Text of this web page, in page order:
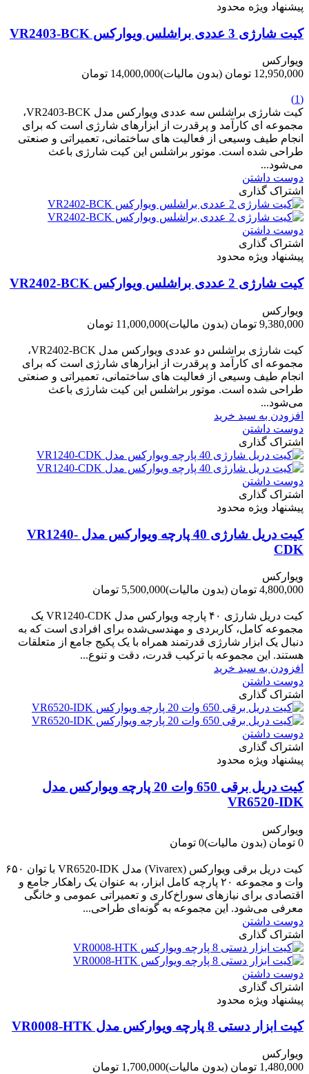
پیشنهاد ویژه محدود
کیت شارژی 3 عددی براشلس ویوارکس VR2403-BCK
ویوارکس
12,950,000 تومان
(بدون مالیات)14,000,000 تومان
(1)
کیت شارژی براشلس سه عددی ویوارکس مدل VR2403-BCK،
مجموعه ای کارآمد و پرقدرت از ابزارهای شارژی است که برای
انجام طیف وسیعی از فعالیت های ساختمانی، تعمیراتی و صنعتی
طراحی شده است. موتور براشلس این کیت شارژی باعث
می‌شود...
دوست داشتن
اشتراک گذاری
دوست داشتن
اشتراک گذاری
پیشنهاد ویژه محدود
کیت شارژی 2 عددی براشلس ویوارکس VR2402-BCK
ویوارکس
9,380,000 تومان
(بدون مالیات)11,000,000 تومان
کیت شارژی براشلس دو عددی ویوارکس مدل VR2402-BCK،
مجموعه ای کارآمد و پرقدرت از ابزارهای شارژی است که برای
انجام طیف وسیعی از فعالیت های ساختمانی، تعمیراتی و صنعتی
طراحی شده است. موتور براشلس این کیت شارژی باعث
می‌شود...
افزودن به سبد خرید
دوست داشتن
اشتراک گذاری
دوست داشتن
اشتراک گذاری
پیشنهاد ویژه محدود
کیت دریل شارژی 40 پارچه ویوارکس مدل VR1240-
CDK
ویوارکس
4,800,000 تومان
(بدون مالیات)5,500,000 تومان
کیت دریل شارژی ۴۰ پارچه ویوارکس مدل VR1240‑CDK یک
مجموعه کامل، کاربردی و مهندسی‌شده برای افرادی است که به
دنبال یک ابزار شارژی قدرتمند همراه با یک پکیج جامع از متعلقات
هستند. این مجموعه با ترکیب قدرت، دقت و تنوع...
افزودن به سبد خرید
دوست داشتن
اشتراک گذاری
دوست داشتن
اشتراک گذاری
پیشنهاد ویژه محدود
کیت دریل برقی 650 وات 20 پارچه ویوارکس مدل
VR6520-IDK
ویوارکس
0 تومان
(بدون مالیات)0 تومان
کیت دریل برقی ویوارکس (Vivarex) مدل VR6520-IDK با توان ۶۵۰
وات و مجموعه ۲۰ پارچه کامل ابزار، به عنوان یک راهکار جامع و
اقتصادی برای نیازهای سوراخ‌کاری و تعمیراتی عمومی و خانگی
معرفی می‌شود. این مجموعه به گونه‌ای طراحی...
دوست داشتن
اشتراک گذاری
دوست داشتن
اشتراک گذاری
پیشنهاد ویژه محدود
کیت ابزار دستی 8 پارچه ویوارکس مدل VR0008-HTK
ویوارکس
1,480,000 تومان
(بدون مالیات)1,700,000 تومان